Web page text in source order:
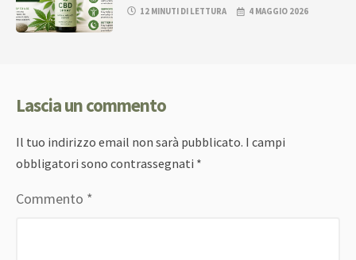
12 MINUTI DI LETTURA 4 MAGGIO 2026
Lascia un commento
Il tuo indirizzo email non sarà pubblicato. I campi
obbligatori sono contrassegnati *
Commento *